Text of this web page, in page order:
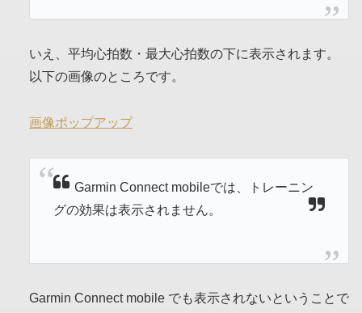
いえ、平均心拍数・最大心拍数の下に表示されます。
以下の画像のところです。
画像ポップアップ
Garmin Connect mobileでは、トレーニン
グの効果は表示されません。
Garmin Connect mobile でも表示されないということで